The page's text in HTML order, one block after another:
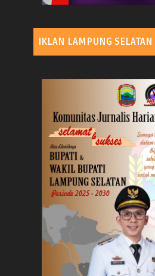
IKLAN LAMPUNG SELATAN